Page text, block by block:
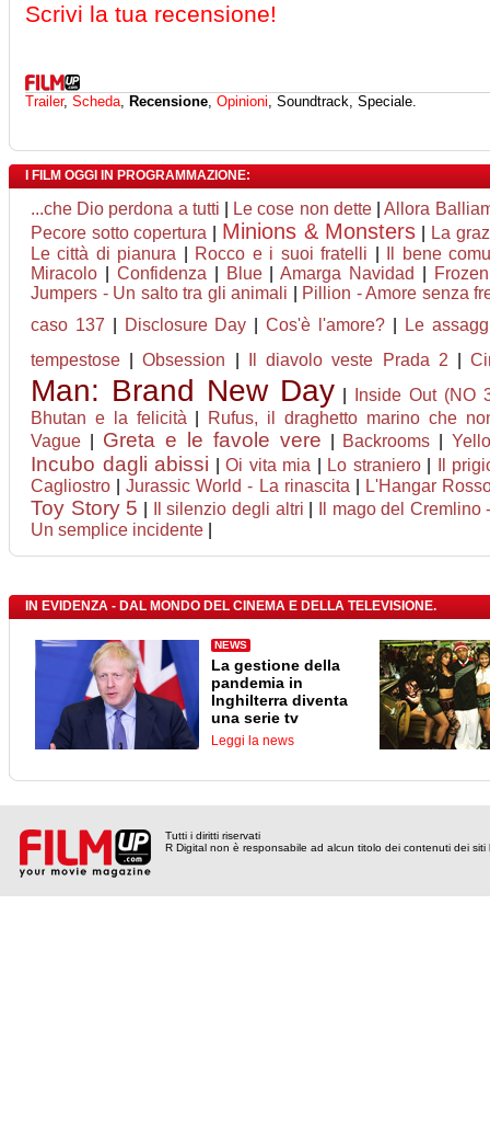
Scrivi la tua recensione!
Trailer, Scheda, Recensione, Opinioni, Soundtrack, Speciale.
I FILM OGGI IN PROGRAMMAZIONE:
...che Dio perdona a tutti Le cose non dette|Allora
Pecore sotto copertura
Minions & Monsters
La
Le città di pianura
Rocco e i suoi fratelli
Il bene
Miracolo
Confidenza Blue|Amarga Navidad
Jumpers - Un salto tra gli animali
Pillion - Amore senza
caso 137
Disclosure Day |Cos'è l'amore?
Le
tempestose |Obsession Il diavolo veste Prada 2 |
Man: Brand New Day
Inside Out (NO
Bhutan e la felicità
Rufus, il draghetto marino che
Vague
Greta e le favole vere Backrooms |
Incubo dagli abissi Oi vita mia Lo straniero|
Il
Cagliostro |Jurassic World - La rinascita L'Hangar
Toy Story 5 Il silenzio degli altri
Il mago del
Un semplice incidente
IN EVIDENZA - DAL MONDO DEL CINEMA E DELLA TELEVISIONE.
NEWS
La gestione della
pandemia in
Inghilterra diventa
una serie tv
Leggi la news
Tutti i diritti riservati
R Digital non è responsabile ad alcun titolo dei contenuti dei siti